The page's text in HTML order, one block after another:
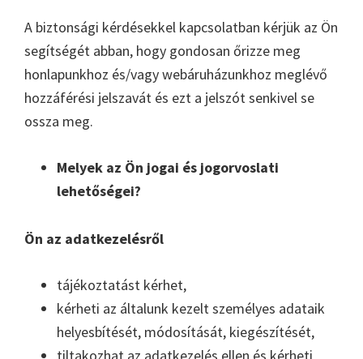
A biztonsági kérdésekkel kapcsolatban kérjük az Ön
segítségét abban, hogy gondosan őrizze meg
honlapunkhoz és/vagy webáruházunkhoz meglévő
hozzáférési jelszavát és ezt a jelszót senkivel se
ossza meg.
Melyek az Ön jogai és jogorvoslati
lehetőségei?
Ön az adatkezelésről
tájékoztatást kérhet,
kérheti az általunk kezelt személyes adataik
helyesbítését, módosítását, kiegészítését,